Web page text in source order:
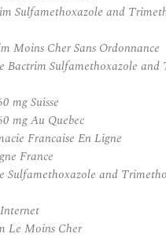
Sulfamethoxazole and
Moins Cher Sans Ordonnance
Bactrim Sulfamethoxazole
mg Suisse
mg Au Quebec
Francaise En Ligne
France
Sulfamethoxazole and
Le Moins Cher